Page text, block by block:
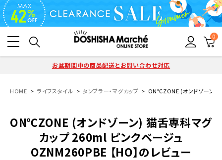
0
お盆期間中の商品配送とお問い合わせ対応
HOME ライフスタイル タンブラー・マグカップ ON℃ZONE (オンドゾーン)
ON℃ZONE (オンドゾーン) 猫舌専科マグ
カップ 260ml ピンクベージュ
OZNM260PBE 【HO】のレビュー